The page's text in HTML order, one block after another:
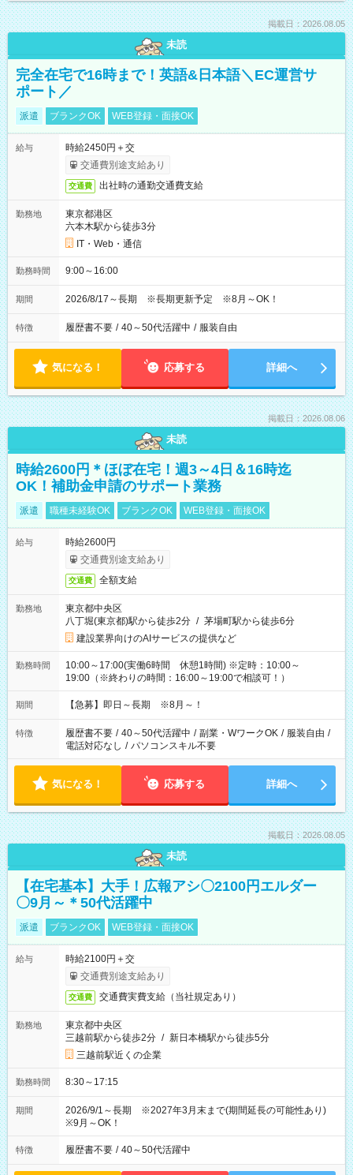
掲載日：2026.08.05
未読
完全在宅で16時まで！英語&日本語＼EC運営サ
ポート／
派遣 ブランクOK WEB登録・面接OK
給与
時給2450円＋交
交通費別途支給あり
交通費 出社時の通勤交通費支給
勤務地
東京都港区
六本木駅から徒歩3分
IT・Web・通信
勤務時間 9:00～16:00
期間 2026/8/17～長期 ※長期更新予定 ※8月～OK！
特徴 履歴書不要 / 40～50代活躍中 / 服装自由
気になる！ 応募する 詳細へ
掲載日：2026.08.06
未読
時給2600円＊ほぼ在宅！週3～4日＆16時迄
OK！補助金申請のサポート業務
派遣 職種未経験OK ブランクOK WEB登録・面接OK
給与
時給2600円
交通費別途支給あり
交通費 全額支給
勤務地
東京都中央区
八丁堀(東京都)駅から徒歩2分 / 茅場町駅から徒歩6分
建設業界向けのAIサービスの提供など
勤務時間
10:00～17:00(実働6時間 休憩1時間) ※定時：10:00～
19:00（※終わりの時間：16:00～19:00で相談可！）
期間 【急募】即日～長期 ※8月～！
特徴 履歴書不要 / 40～50代活躍中 / 副業・WワークOK / 服装自由 /
電話対応なし / パソコンスキル不要
気になる！ 応募する 詳細へ
掲載日：2026.08.05
未読
【在宅基本】大手！広報アシ〇2100円エルダー
〇9月～＊50代活躍中
派遣 ブランクOK WEB登録・面接OK
給与
時給2100円＋交
交通費別途支給あり
交通費 交通費実費支給（当社規定あり）
勤務地
東京都中央区
三越前駅から徒歩2分 / 新日本橋駅から徒歩5分
三越前駅近くの企業
勤務時間 8:30～17:15
期間
2026/9/1～長期 ※2027年3月末まで(期間延長の可能性あり)
※9月～OK！
特徴 履歴書不要 / 40～50代活躍中